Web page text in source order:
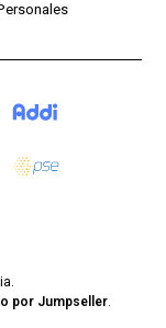
por Jumpseller.